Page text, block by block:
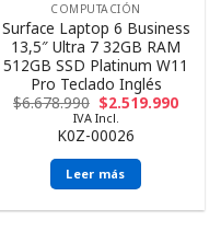
COMPUTACIÓN
Surface Laptop 6 Business
13,5″ Ultra 7 32GB RAM
512GB SSD Platinum W11
Pro Teclado Inglés
$6.678.990 $2.519.990
IVA Incl.
K0Z-00026
Leer más